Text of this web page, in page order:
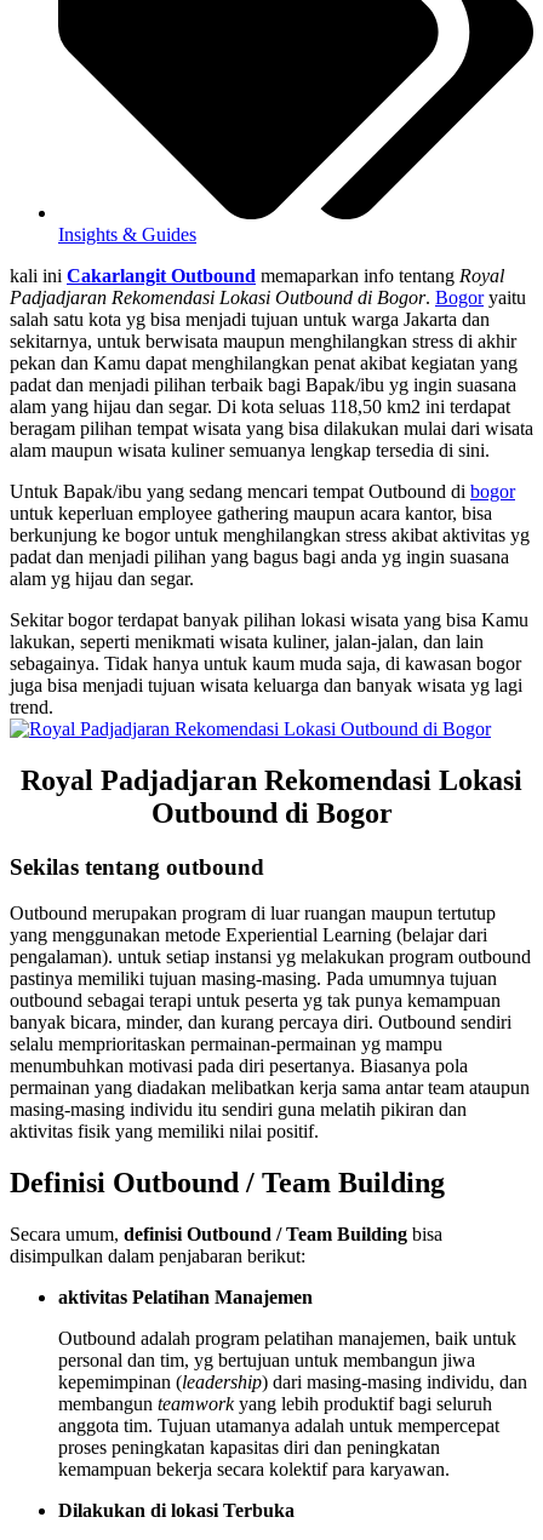
Insights & Guides
kali ini Cakarlangit Outbound memaparkan info tentang Royal
Padjadjaran Rekomendasi Lokasi Outbound di Bogor. Bogoryaitu
salah satu kota yg bisa menjadi tujuan untuk warga Jakarta dan
sekitarnya, untuk berwisata maupun menghilangkan stress di akhir
pekan dan Kamu dapat menghilangkan penat akibat kegiatan yang
padat dan menjadi pilihan terbaik bagi Bapak/ibu yg ingin suasana
alam yang hijau dan segar. Di kota seluas 118,50 km2 ini terdapat
beragam pilihan tempat wisata yang bisa dilakukan mulai dari wisata
alam maupun wisata kuliner semuanya lengkap tersedia di sini.
Untuk Bapak/ibu yang sedang mencari tempat Outbound di bogor
untuk keperluan employee gathering maupun acara kantor, bisa
berkunjung ke bogor untuk menghilangkan stress akibat aktivitas yg
padat dan menjadi pilihan yang bagus bagi anda yg ingin suasana
alam yg hijau dan segar.
Sekitar bogor terdapat banyak pilihan lokasi wisata yang bisa Kamu
lakukan, seperti menikmati wisata kuliner, jalan-jalan, dan lain
sebagainya. Tidak hanya untuk kaum muda saja, di kawasan bogor
juga bisa menjadi tujuan wisata keluarga dan banyak wisata yg lagi
trend.
Royal Padjadjaran Rekomendasi Lokasi
Outbound di Bogor
Sekilas tentang outbound
Outbound merupakan program di luar ruangan maupun tertutup
yang menggunakan metode Experiential Learning (belajar dari
pengalaman). untuk setiap instansi yg melakukan program outbound
pastinya memiliki tujuan masing-masing. Pada umumnya tujuan
outbound sebagai terapi untuk peserta yg tak punya kemampuan
banyak bicara, minder, dan kurang percaya diri. Outbound sendiri
selalu memprioritaskan permainan-permainan yg mampu
menumbuhkan motivasi pada diri pesertanya. Biasanya pola
permainan yang diadakan melibatkan kerja sama antar team ataupun
masing-masing individu itu sendiri guna melatih pikiran dan
aktivitas fisik yang memiliki nilai positif.
Definisi Outbound / Team Building
Secara umum, definisi Outbound / Team Building bisa
disimpulkan dalam penjabaran berikut:
aktivitas Pelatihan Manajemen
Outbound adalah program pelatihan manajemen, baik untuk
personal dan tim, yg bertujuan untuk membangun jiwa
kepemimpinan (leadership) dari masing-masing individu, dan
membangun teamworkyang lebih produktif bagi seluruh
anggota tim. Tujuan utamanya adalah untuk mempercepat
proses peningkatan kapasitas diri dan peningkatan
kemampuan bekerja secara kolektif para karyawan.
Dilakukan di lokasi Terbuka